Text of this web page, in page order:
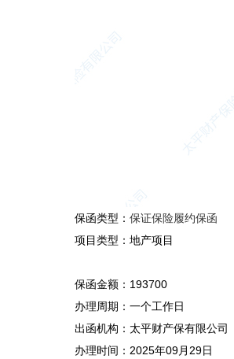
保函类型： 保证保险履约保函
项目类型：地产项目
保函金额：193700
办理周期：一个工作日
出函机构：太平财产保有限公司
办理时间：2025年09月29日